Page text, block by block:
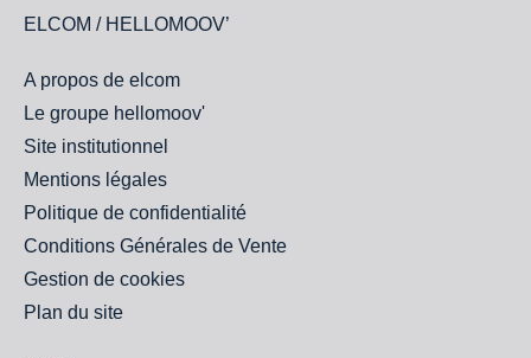
ELCOM / HELLOMOOV’
A propos de elcom
Le groupe hellomoov'
Site institutionnel
Mentions légales
Politique de confidentialité
Conditions Générales de Vente
Gestion de cookies
Plan du site